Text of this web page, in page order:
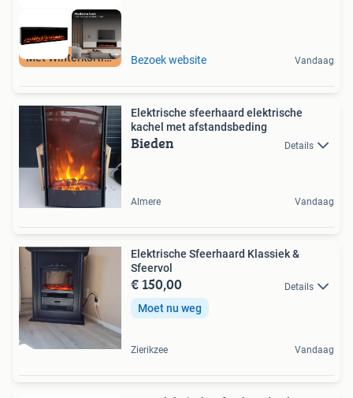
Met Winterkorting Bezoek website Vandaag
Elektrische sfeerhaard elektrische
kachel met afstandsbeding
Bieden Details
Almere Vandaag
Elektrische Sfeerhaard Klassiek &
Sfeervol
€ 150,00 Details
Moet nu weg
Zierikzee Vandaag